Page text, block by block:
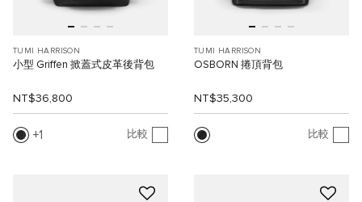
TUMI HARRISON
小型 Griffen 掀蓋式皮革後背包
NT$36,800
1 比較
TUMI HARRISON
OSBORN 捲頂背包
NT$35,300
比較